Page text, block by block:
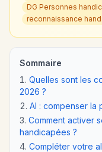
DG Personnes
reconnaissance
Sommaire
Quelles sont les
2026 ?
AI : compenser la
Comment activer
handicapées ?
Compléter votre